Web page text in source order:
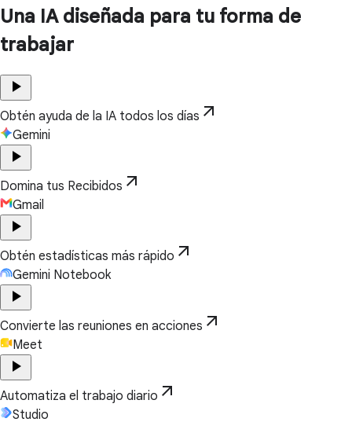
Una IA diseñada para tu forma de
trabajar
play_arrow
Obtén ayuda de la IA todos los días arrow_outward
Gemini
play_arrow
Domina tus Recibidos arrow_outward
Gmail
play_arrow
Obtén estadísticas más rápido arrow_outward
Gemini Notebook
play_arrow
Convierte las reuniones en acciones arrow_outward
Meet
play_arrow
Automatiza el trabajo diario arrow_outward
Studio